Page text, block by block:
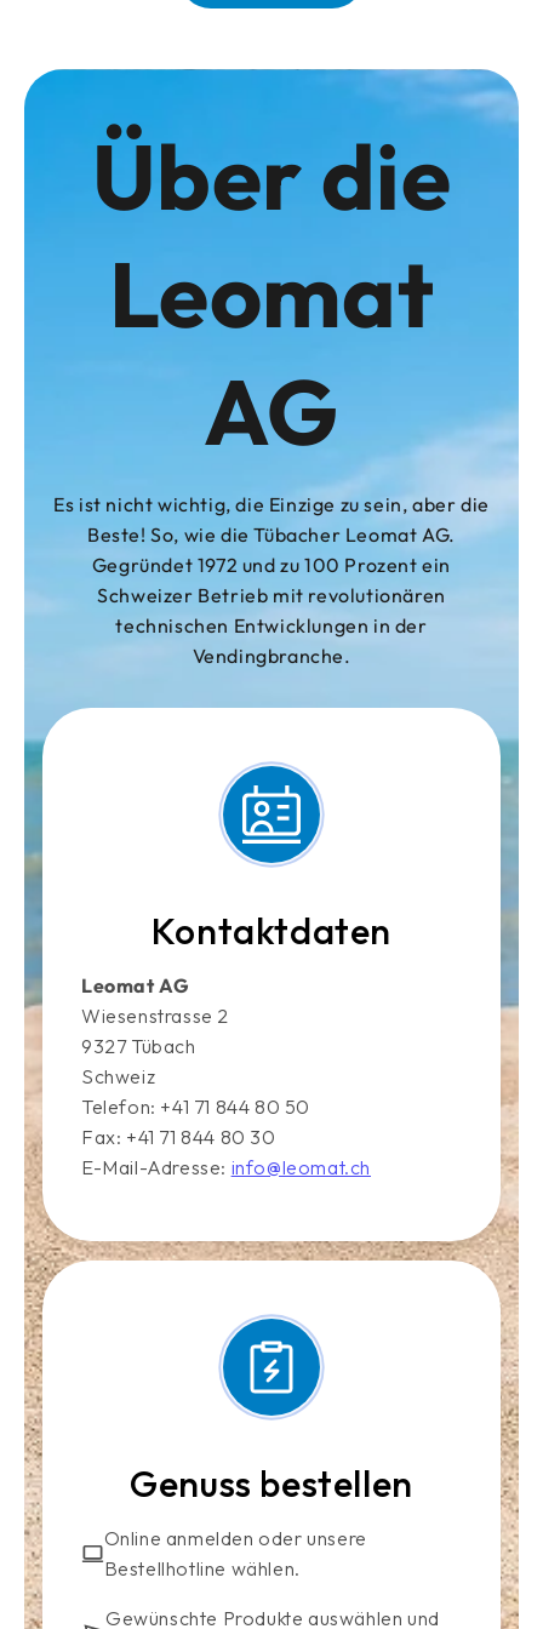
Über die
Leomat
AG
Es ist nicht wichtig, die Einzige zu sein, aber die
Beste! So, wie die Tübacher Leomat AG.
Gegründet 1972 und zu 100 Prozent ein
Schweizer Betrieb mit revolutionären
technischen Entwicklungen in der
Vendingbranche.
Kontaktdaten
Leomat AG
Wiesenstrasse 2
9327 Tübach
Schweiz
Telefon: +41 71 844 80 50
Fax: +41 71 844 80 30
E-Mail-Adresse: info@leomat.ch
Genuss bestellen
Online anmelden oder unsere
Bestellhotline wählen.
Gewünschte Produkte auswählen und